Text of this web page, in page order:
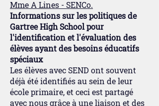
Mme A Lines - SENCo.
Informations sur les politiques de
Gartree High School pour
l'identification et l'évaluation des
élèves ayant des besoins éducatifs
spéciaux
Les élèves avec SEND ont souvent
déjà été identifiés au sein de leur
école primaire, et ceci est partagé
avec nous grâce à une liaison et des